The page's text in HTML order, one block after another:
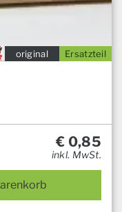
Ersatzteil
original
€ 0,85
inkl. MwSt.